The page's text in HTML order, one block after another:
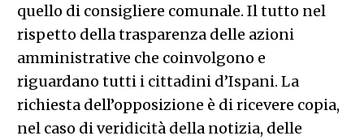
quello di consigliere comunale. Il tutto nel
rispetto della trasparenza delle azioni
amministrative che coinvolgono e
riguardano tutti i cittadini d’Ispani. La
richiesta dell’opposizione è di ricevere copia,
nel caso di veridicità della notizia, delle